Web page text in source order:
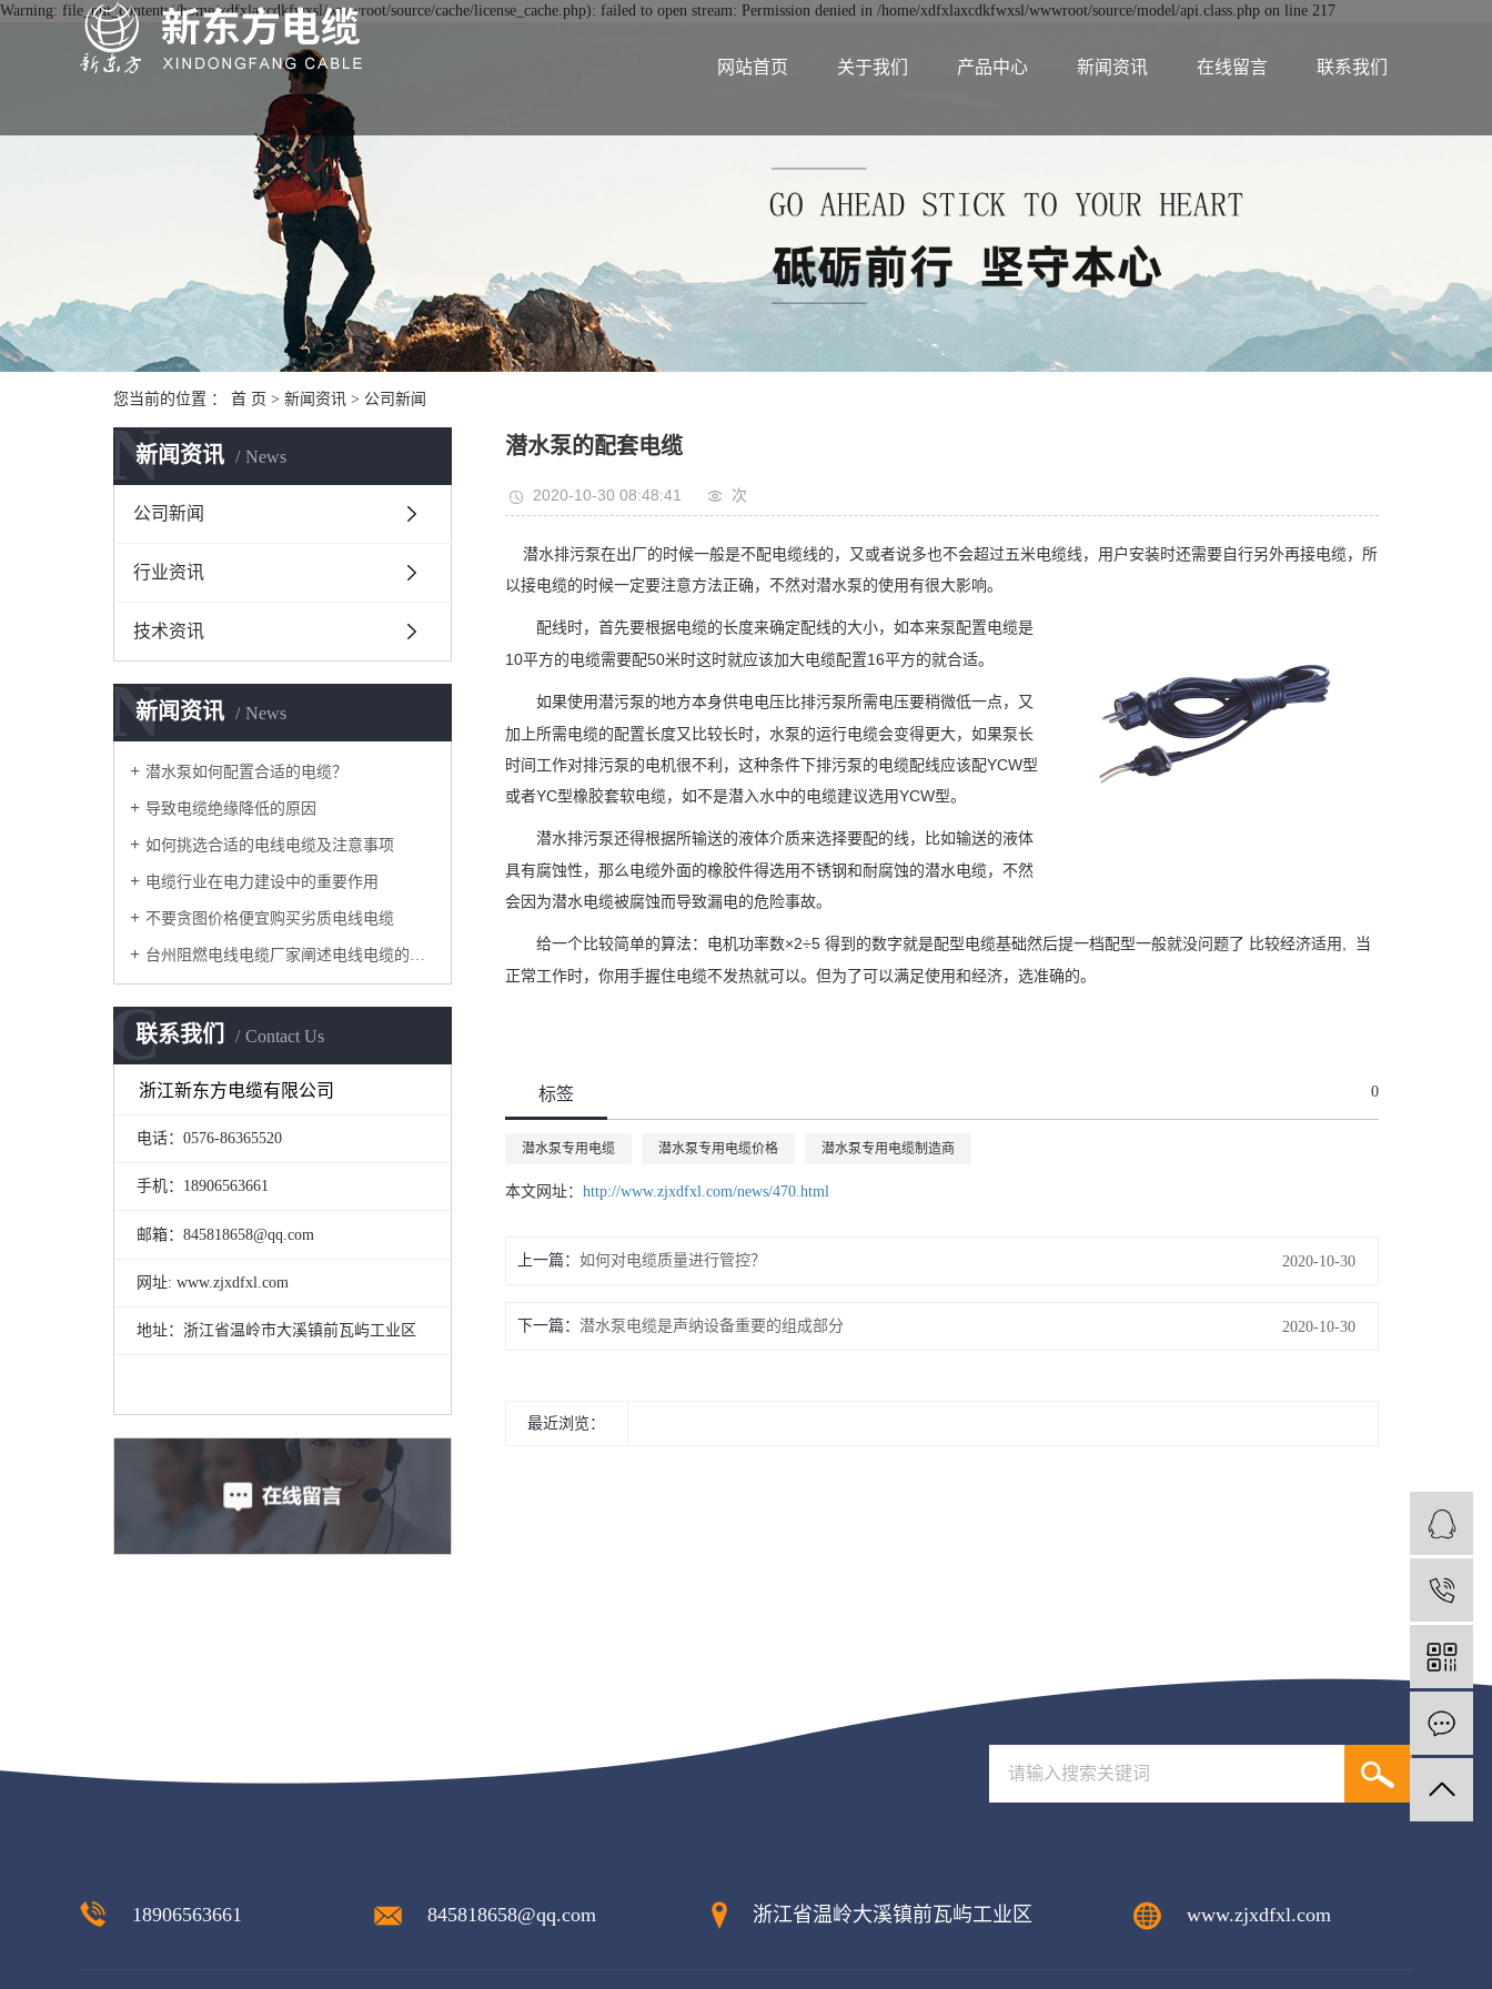
Warning: file_put_contents(/home/xdfxlaxcdkfwxsl/wwwroot/source/cache/license_cache.php): failed to open stream: Permission denied in /home/xdfxlaxcdkfwxsl/wwwroot/source/model/api.class.php on line 217
网站首页 关于我们 产品中心 新闻资讯 在线留言 联系我们
您当前的位置 ： 首 页 > 新闻资讯 > 公司新闻
新闻资讯 News
N
公司新闻
行业资讯
技术资讯
新闻资讯 News
N
潜水泵如何配置合适的电缆？
导致电缆绝缘降低的原因
如何挑选合适的电线电缆及注意事项
电缆行业在电力建设中的重要作用
不要贪图价格便宜购买劣质电线电缆
台州阻燃电线电缆厂家阐述电线电缆的相关知识
联系我们 Contact Us
C
浙江新东方电缆有限公司
电话：0576-86365520
手机：18906563661
邮箱：845818658@qq.com
网址: www.zjxdfxl.com
地址：浙江省温岭市大溪镇前瓦屿工业区
潜水泵的配套电缆
2020-10-30 08:48:41 次
潜水排污泵在出厂的时候一般是不配电缆线的，又或者说多也不会超过五米电缆线，用户安装时还需要自行另外再接电缆，所
以接电缆的时候一定要注意方法正确，不然对潜水泵的使用有很大影响。
配线时，首先要根据电缆的长度来确定配线的大小，如本来泵配置电缆是
10平方的电缆需要配50米时这时就应该加大电缆配置16平方的就合适。
如果使用潜污泵的地方本身供电电压比排污泵所需电压要稍微低一点，又
加上所需电缆的配置长度又比较长时，水泵的运行电缆会变得更大，如果泵长
时间工作对排污泵的电机很不利，这种条件下排污泵的电缆配线应该配YCW型
或者YC型橡胶套软电缆，如不是潜入水中的电缆建议选用YCW型。
潜水排污泵还得根据所输送的液体介质来选择要配的线，比如输送的液体
具有腐蚀性，那么电缆外面的橡胶件得选用不锈钢和耐腐蚀的潜水电缆，不然
会因为潜水电缆被腐蚀而导致漏电的危险事故。
给一个比较简单的算法：电机功率数×2÷5 得到的数字就是配型电缆基础然后提一档配型一般就没问题了 比较经济适用, 当
正常工作时，你用手握住电缆不发热就可以。但为了可以满足使用和经济，选准确的。
标签 0
潜水泵专用电缆 潜水泵专用电缆价格 潜水泵专用电缆制造商
本文网址： http://www.zjxdfxl.com/news/470.html
上一篇： 如何对电缆质量进行管控？ 2020-10-30
下一篇： 潜水泵电缆是声纳设备重要的组成部分 2020-10-30
最近浏览：
18906563661 845818658@qq.com 浙江省温岭大溪镇前瓦屿工业区 www.zjxdfxl.com